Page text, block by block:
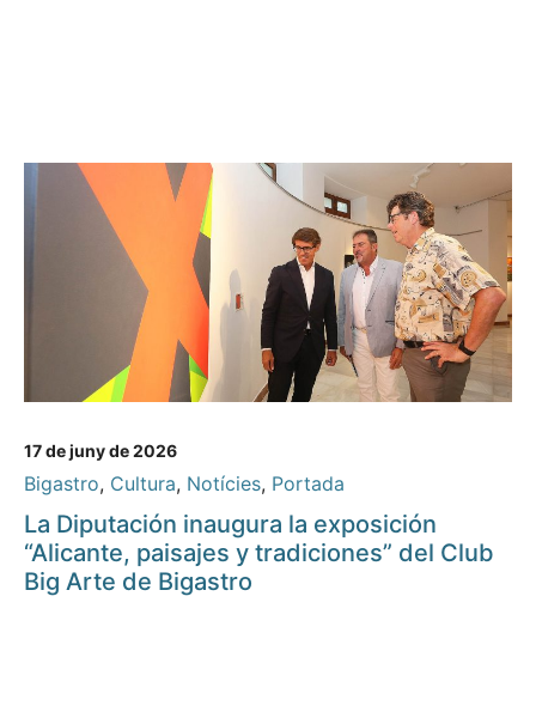
17 de juny de 2026
Bigastro, Cultura, Notícies, Portada
La Diputación inaugura la exposición
“Alicante, paisajes y tradiciones” del Club
Big Arte de Bigastro